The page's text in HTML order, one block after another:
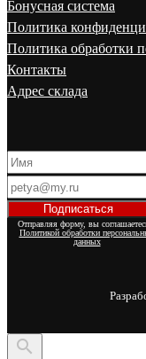
Бонусная система
Политика
Политика обработки
Контакты
Адрес склада
Отправляя форму, вы
Политикой обработки
данных
